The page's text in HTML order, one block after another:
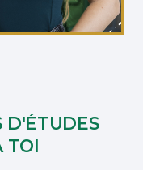
D'ÉTUDES
TOI